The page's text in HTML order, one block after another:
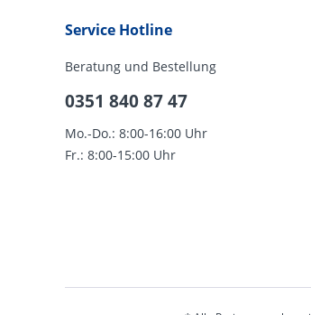
Service Hotline
Beratung und Bestellung
0351 840 87 47
Mo.-Do.: 8:00-16:00 Uhr
Fr.: 8:00-15:00 Uhr